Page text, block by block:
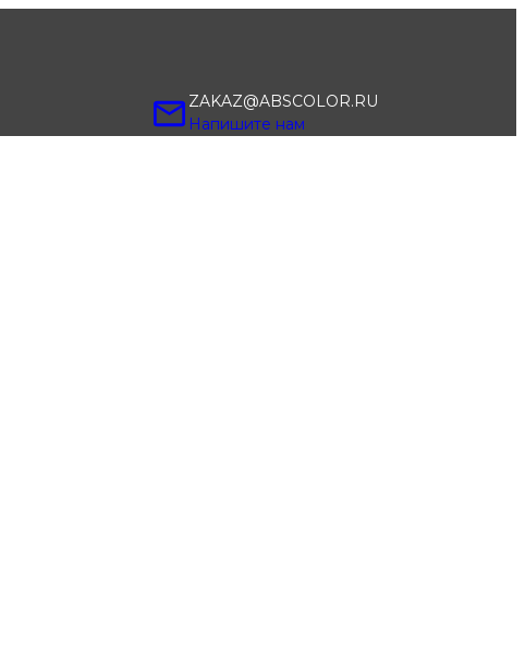
ZAKAZ@ABSCOLOR.RU
Напишите нам